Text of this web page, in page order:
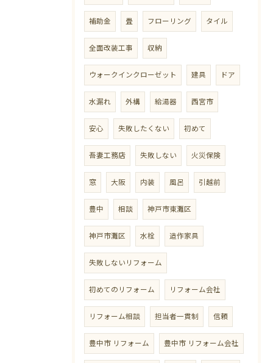
補助金 畳 フローリング タイル
全面改装工事 収納
ウォークインクローゼット 建具 ドア
水漏れ 外構 給湯器 西宮市
安心 失敗したくない 初めて
吾妻工務店 失敗しない 火災保険
窓 大阪 内装 風呂 引越前
豊中 相談 神戸市東灘区
神戸市灘区 水栓 造作家具
失敗しないリフォーム
初めてのリフォーム リフォーム会社
リフォーム相談 担当者一貫制 信頼
豊中市 リフォーム 豊中市 リフォーム会社